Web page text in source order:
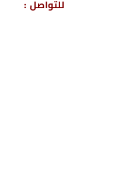
للتواصل : 201103004317+